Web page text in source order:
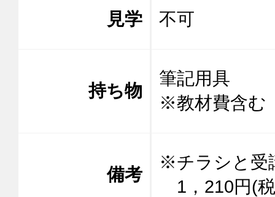
見学 不可
持ち物
筆記用具
※教材費含む
備考
※チラシと受
1，210円(